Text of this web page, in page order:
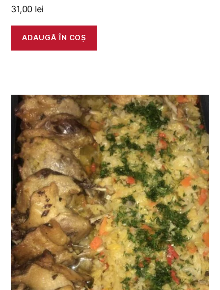
31,00 lei
ADAUGĂ ÎN COȘ